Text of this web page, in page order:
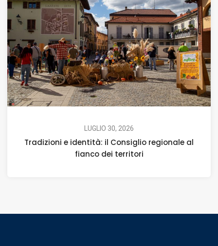
LUGLIO 30, 2026
Tradizioni e identità: il Consiglio regionale al
fianco dei territori